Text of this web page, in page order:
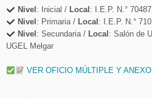
Nivel : Inicial / Local : I.E.P. N.°
Nivel : Primaria / Local : I.E.P. N.°
Nivel : Secundaria / Local : Salón de
UGEL Melgar
VER OFICIO MÚLTIPLE Y ANEXO